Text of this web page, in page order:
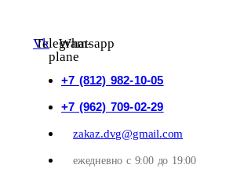
Vk
Telegram-
plane
Whatsapp
+7 (812) 982-10-05
+7 (962) 709-02-29
zakaz.dvg@gmail.com
ежедневно с 9:00 до 19:00